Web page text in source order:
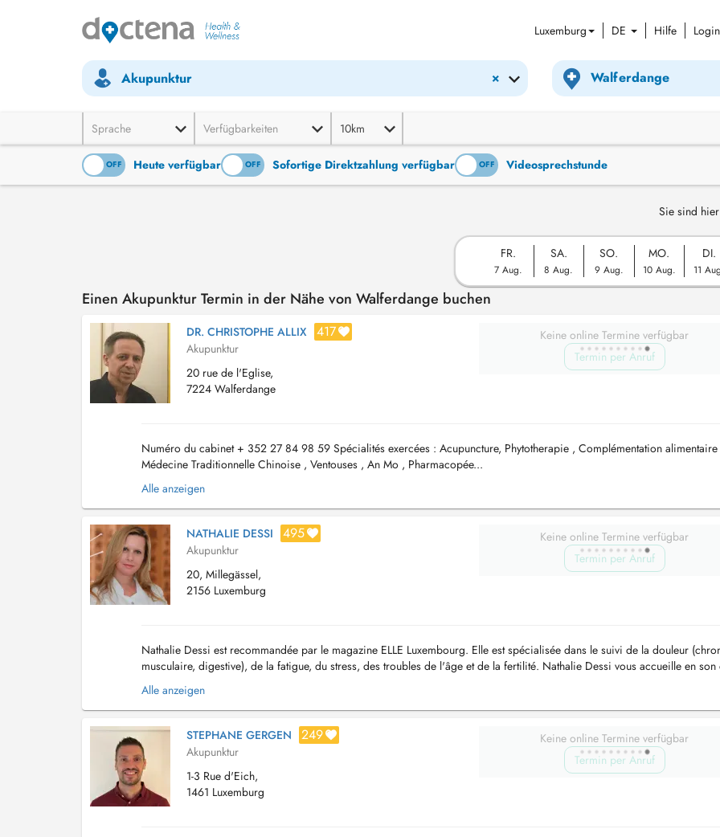
Luxemburg DE Hilfe Login
×
Akupunktur
Sprache Verfügbarkeiten 10km
OFF Heute verfügbar
ON OFF Sofortige Direktzahlung verfügbar
ON OFF Videosprechstunde
Sie sind
FR.
7 Aug.
SA.
8 Aug.
SO.
9 Aug.
MO.
10 Aug.
DI.
11
Einen Akupunktur Termin in der Nähe von Walferdange buchen
DR. CHRISTOPHE ALLIX 417
Akupunktur
20 rue de l'Eglise,
7224 Walferdange
Keine online Termine verfügbar
Termin per Anruf
Numéro du cabinet + 352 27 84 98 59 Spécialités exercées : Acupuncture, Phytotherapie , Complémentation alimentaire
Médecine Traditionnelle Chinoise , Ventouses , An Mo , Pharmacopée...
Alle anzeigen
NATHALIE DESSI 495
Akupunktur
20, Millegässel,
2156 Luxemburg
Keine online Termine verfügbar
Termin per Anruf
Nathalie Dessi est recommandée par le magazine ELLE Luxembourg. Elle est spécialisée dans le suivi de la douleur
musculaire, digestive), de la fatigue, du stress, des troubles de l'âge et de la fertilité. Nathalie Dessi vous accueille en son
situé dans un endroit calme à 5mn du c...
Alle anzeigen
STEPHANE GERGEN 249
Akupunktur
1-3 Rue d'Eich,
1461 Luxemburg
Keine online Termine verfügbar
Termin per Anruf